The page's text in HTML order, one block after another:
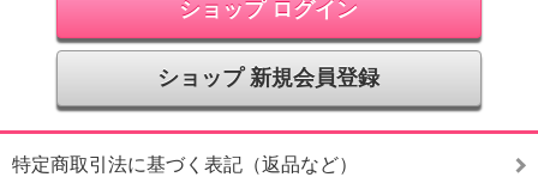
ショップ ログイン
ショップ 新規会員登録
特定商取引法に基づく表記（返品など）